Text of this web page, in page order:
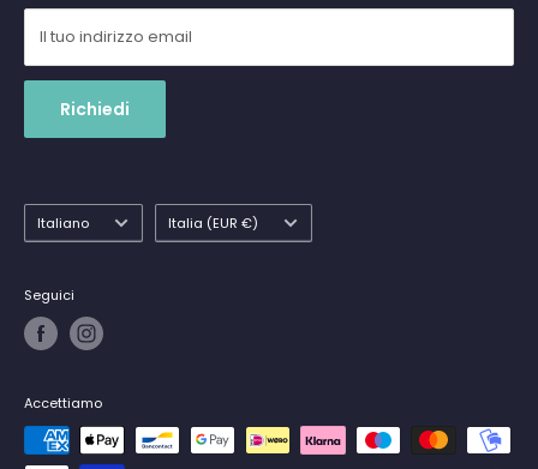
Il tuo indirizzo email
Richiedi
Lingua
Italiano Paese
Italia (EUR €)
Seguici
Accettiamo